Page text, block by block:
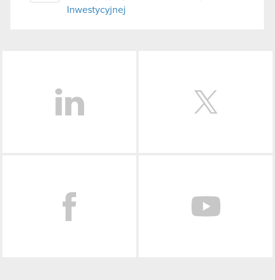
Inwestycyjnej